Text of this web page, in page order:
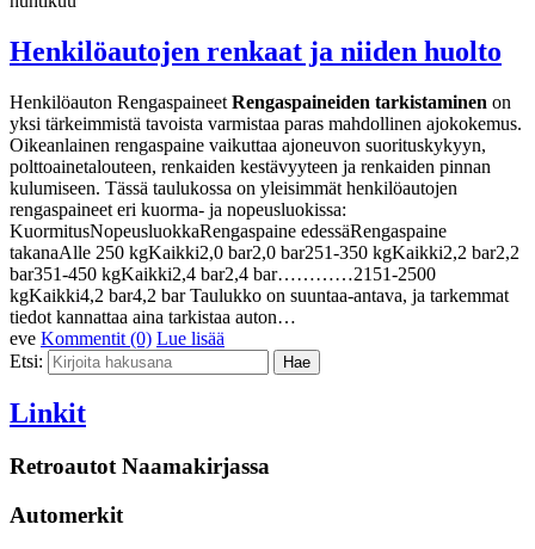
Henkilöautojen renkaat ja niiden huolto
Henkilöauton Rengaspaineet Rengaspaineiden tarkistaminen on
yksi tärkeimmistä tavoista varmistaa paras mahdollinen ajokokemus.
Oikeanlainen rengaspaine vaikuttaa ajoneuvon suorituskykyyn,
polttoainetalouteen, renkaiden kestävyyteen ja renkaiden pinnan
kulumiseen. Tässä taulukossa on yleisimmät henkilöautojen
rengaspaineet eri kuorma- ja nopeusluokissa:
KuormitusNopeusluokkaRengaspaine edessäRengaspaine
takanaAlle 250 kgKaikki2,0 bar2,0 bar251-350 kgKaikki2,2 bar2,2
bar351-450 kgKaikki2,4 bar2,4 bar…………2151-2500
kgKaikki4,2 bar4,2 bar Taulukko on suuntaa-antava, ja tarkemmat
tiedot kannattaa aina tarkistaa auton…
eve Kommentit (0) Lue lisää
Etsi:
Linkit
Retroautot Naamakirjassa
Automerkit